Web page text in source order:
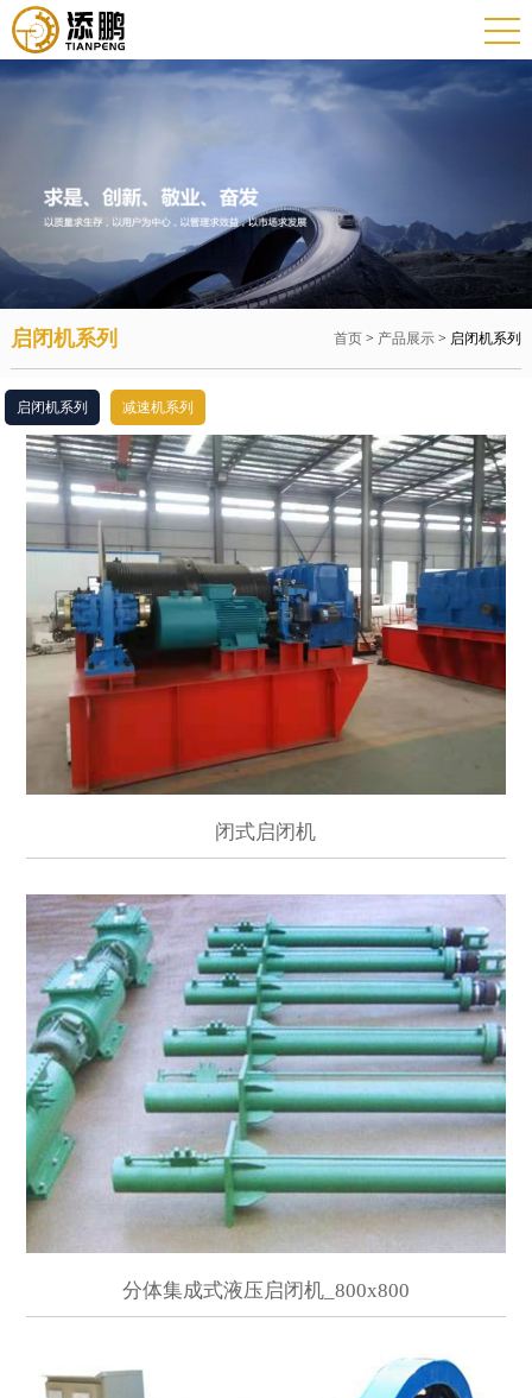
启闭机系列 首页 > 产品展示 > 启闭机系列
启闭机系列 减速机系列
闭式启闭机
分体集成式液压启闭机_800x800